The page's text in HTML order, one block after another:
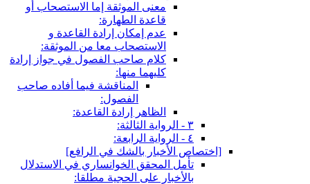
معنى الموثقة إما الاستصحاب أو
قاعدة الطهارة:
عدم إمكان إرادة القاعدة و
الاستصحاب معا من الموثقة:
كلام صاحب الفصول في جواز إرادة
كليهما منها:
المناقشة فيما أفاده صاحب
الفصول:
الظاهر إرادة القاعدة:
٣ - الرواية الثالثة:
٤ - الرواية الرابعة:
[اختصاص الأخبار بالشك في الرافع‏]
تأمل المحقق الخوانساري في الاستدلال
بالأخبار على الحجية مطلقا: